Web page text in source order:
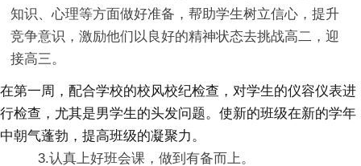
知识、心理等方面做好准备，帮助学生树立信心，提升
竞争意识，激励他们以良好的精神状态去挑战高二，迎
接高三。
在第一周，配合学校的校风校纪检查，对学生的仪容仪表进
行检查，尤其是男学生的头发问题。使新的班级在新的学年
中朝气蓬勃，提高班级的凝聚力。
3.认真上好班会课，做到有备而上。